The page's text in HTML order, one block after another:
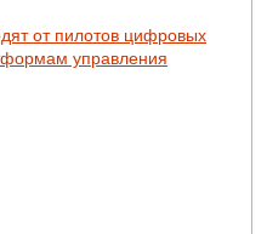
от пилотов цифровых
управления